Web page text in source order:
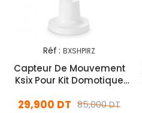
Réf : BXSHPIRZ
Capteur De Mouvement
Ksix Pour Kit Domotique
85,000 DT
29,900 DT